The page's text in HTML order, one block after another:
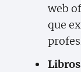
web
que